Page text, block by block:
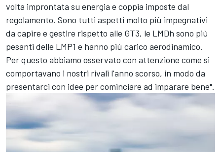
volta improntata su energia e coppia imposte dal
regolamento. Sono tutti aspetti molto più impegnativi
da capire e gestire rispetto alle GT3, le LMDh sono più
pesanti delle LMP1 e hanno più carico aerodinamico.
Per questo abbiamo osservato con attenzione come si
comportavano i nostri rivali l'anno scorso, in modo da
presentarci con idee per cominciare ad imparare bene".